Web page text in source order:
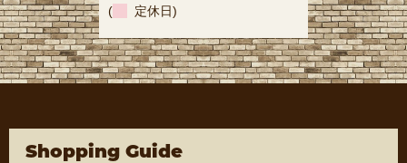
( 定休日)
Shopping Guide